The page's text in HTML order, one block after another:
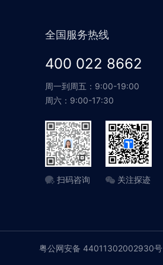
全国服务热线
400 022 8662
周一到周五：9:00-19:00
周六：9:00-17:30
扫码咨询 关注探迹
粤公网安备 44011302002930号